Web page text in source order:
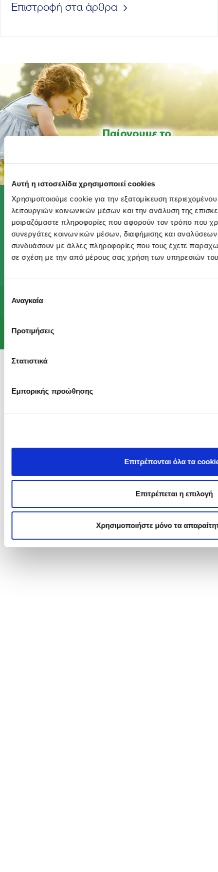
Αυτή η ιστοσελίδα χρησιμοποιεί cookies
Χρησιμοποιούμε cookie για την εξατομίκευση
λειτουργιών κοινωνικών μέσων και την ανάλυση της
μοιραζόμαστε πληροφορίες που αφορούν τον τρόπο που
συνεργάτες κοινωνικών μέσων, διαφήμισης και αναλύσεων,
συνδυάσουν με άλλες πληροφορίες που τους έχετε
σε σχέση με την από μέρους σας χρήση των υπηρεσιών
συγκατάθεσης
Αναγκαία
Προτιμήσεις
Στατιστικά
Εμπορικής προώθησης
Επιτρέπονται όλα τα
Επιτρέπεται η επιλογή
Χρησιμοποιήστε μόνο τα
Επιστροφή στα άρθρα
Με το Πρόγραμμα Act Green, κάνουμε πράξη το
αίσθημα φροντίδας που βρίσκεται στον πυρήνα
του DNA μας, ώστε να προσφέρουμε ένα
καλύτερο μέλλον στις επόμενες γενιές.
Όροι χρήσης